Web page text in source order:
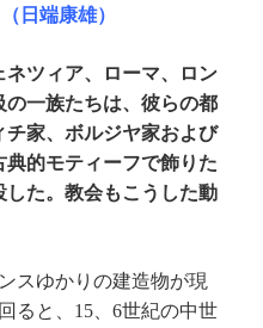
日端康雄）
ネツィア、ローマ、ロン
一族たちは、彼らの都
家、ボルジヤ家および
的モティーフで飾りた
た。教会もこうした動
スゆかりの建造物が現
ると、15、6世紀の中世